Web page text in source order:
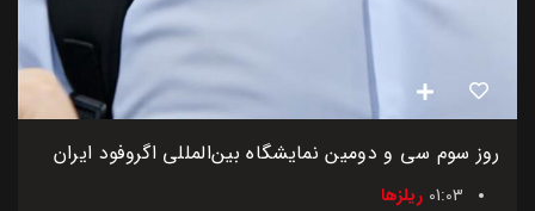
روز سوم سی و دومین نمایشگاه بین‌المللی اگروفود ایران
01:03 ریلزها